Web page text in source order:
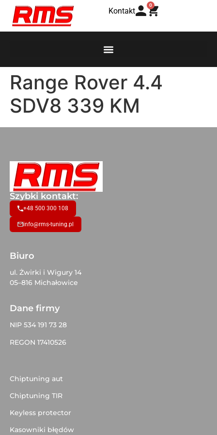
Kontakt
0
Range Rover 4.4
SDV8 339 KM
Szybki kontakt:
+48 500 300 108
info@rms-tuning.pl
Biuro
ul. Żwirki i Wigury 14
05–816 Michałowice
Dane firmy
NIP 534 191 73 28
REGON 17410526
Chiptuning aut
Chiptuning TIR
Keyless protector
Kasowniki błędów